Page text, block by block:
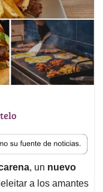
, un nuevo
a los amantes